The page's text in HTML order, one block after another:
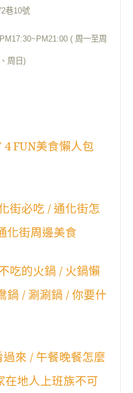
巷10號
( 周一至周
日)
FUN美食懶人包
街必吃 / 通化街怎
化街周邊美食
吃的火鍋 / 火鍋懶
鍋 / 涮涮鍋 / 你要什
來 / 午餐晚餐怎麼
在地人上班族不可